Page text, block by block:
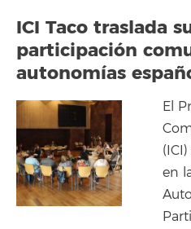
ICI Taco traslada
participación
autonomías
El
en